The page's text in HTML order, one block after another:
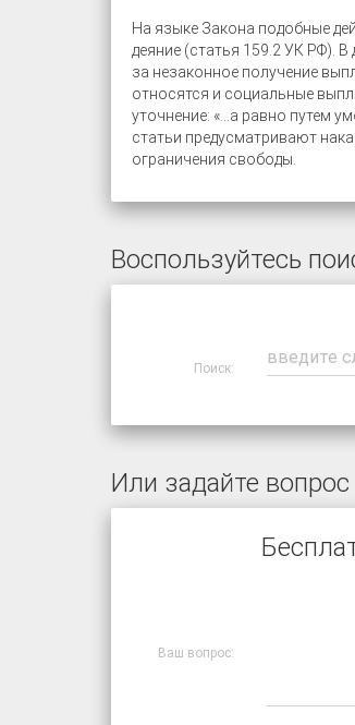
На языке Закона подобные
деяние (статья 159.2 УК РФ).
за незаконное получение
относятся и социальные
уточнение: «…а равно путем
статьи предусматривают
ограничения свободы.
Воспользуйтесь
Поиск:
Или задайте
Ваш вопрос: